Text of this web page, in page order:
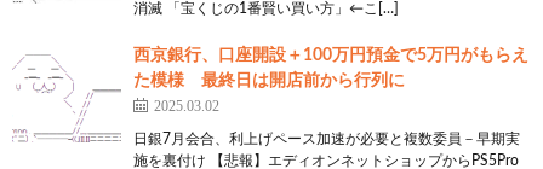
消滅 「宝くじの1番賢い買い方」←こ[…]
西京銀行、口座開設＋100万円預金で5万円がもらえ
た模様 最終日は開店前から行列に
2025.03.02
日銀7月会合、利上げペース加速が必要と複数委員－早期実
施を裏付け 【悲報】エディオンネットショップからPS5Pro